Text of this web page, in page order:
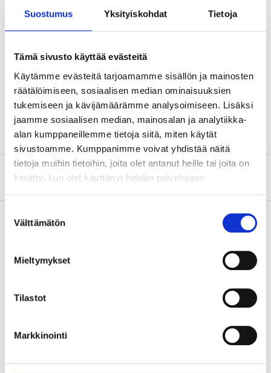
Suostumus Yksityiskohdat Tietoja
Tämä sivusto käyttää evästeitä
Käytämme evästeitä tarjoamamme sisällön ja mainosten
räätälöimiseen, sosiaalisen median ominaisuuksien
tukemiseen ja kävijämäärämme analysoimiseen. Lisäksi
jaamme sosiaalisen median, mainosalan ja analytiikka-
alan kumppaneillemme tietoja siitä, miten käytät
sivustoamme. Kumppanimme voivat yhdistää näitä
tietoja muihin tietoihin, joita olet antanut heille tai joita on
kerätty, kun olet käyttänyt heidän palvelujaan.
valinta
Välttämätön
Mieltymykset
Tilastot
Markkinointi
Ytbehandling
Blankförzinkad, FZB
Antal
4 st.
Om tillverkaren
Köp & Hämta i ditt varuhus inom 2 timmar!
Andra kunder köpte också